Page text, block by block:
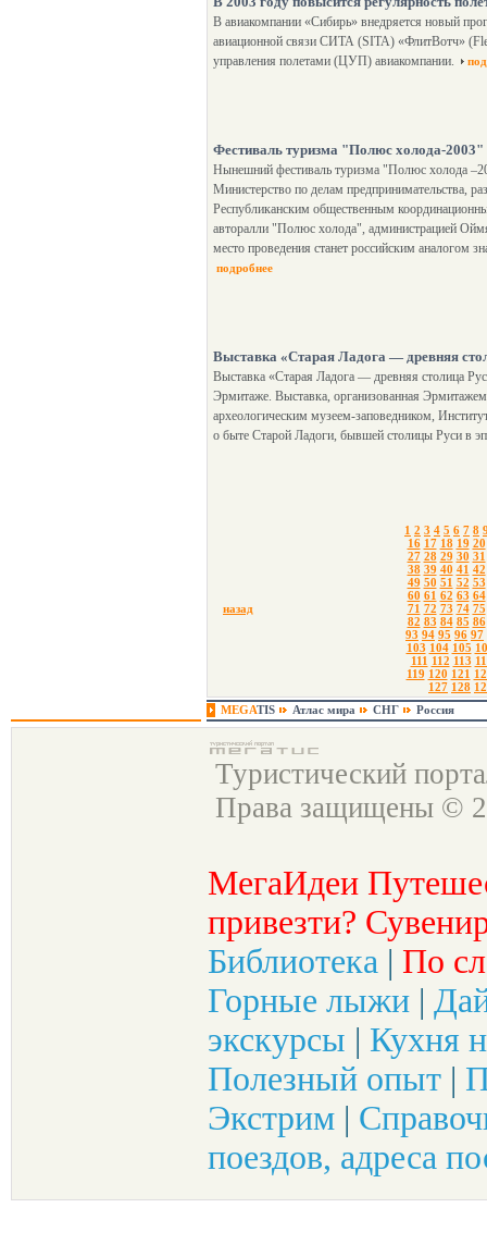
В авиакомпании «Сибирь» внедряется новый
авиационной связи СИТА (SITA) «ФлитВотч»
управления полетами (ЦУП) авиакомпании.
Фестиваль туризма "Полюс холода-2003"
Нынешний фестиваль туризма "Полюс холода
Министерство по делам предпринимательства,
Республиканским общественным
авторалли "Полюс холода", администрацией
место проведения станет российским аналогом
подробнее
Выставка «Старая Ладога — древняя
Выставка «Старая Ладога — древняя столица
Эрмитаже. Выставка, организованная
археологическим музеем-заповедником,
о быте Старой Ладоги, бывшей столицы Руси в
назад
1 2 3 4 5 6 7 8
16 17 18 19 20
27 28 29 30 31
38 39 40 41 42
49 50 51 52 53
60 61 62 63 64
71 72 73 74 75
82 83 84 85 86
93 94 95 96 97
103 104 105
111 112 113
119 120 121
127 128
MEGATIS Атлас мира СНГ Россия
Туристический
Права защищены ©
МегаИдеи
привезти?
Библиотека | По
Горные лыжи |
экскурсы | Кухня
Полезный опыт |
Экстрим |
поездов, адреса